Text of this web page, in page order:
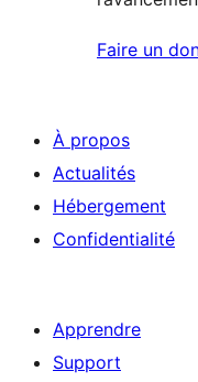
Faire un
À propos
Actualités
Hébergement
Confidentialité
Apprendre
Support